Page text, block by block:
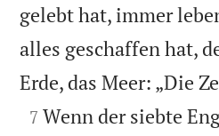
gelebt hat, immer
alles geschaffen hat,
Erde, das Meer: „Die

7 Wenn der siebte